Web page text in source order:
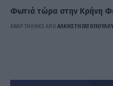
Φωτιά τώρα στην Κρήνη
ΑΝΑΡΤΗΘΗΚΕ ΑΠΟ ΆΛΚΗΣΤΗ